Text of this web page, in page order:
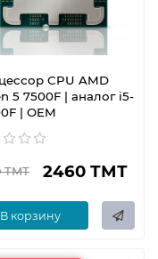
CPU AMD
5 7500F | аналог i5-
| OEM
ТМТ 2460 ТМТ
В корзину